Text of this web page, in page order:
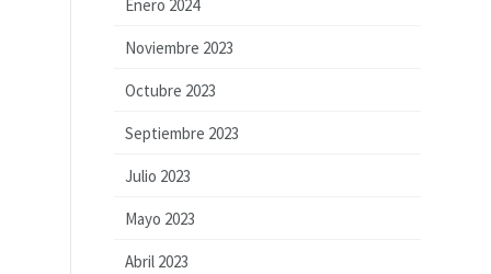
Enero 2024
Noviembre 2023
Octubre 2023
Septiembre 2023
Julio 2023
Mayo 2023
Abril 2023